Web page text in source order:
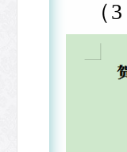
（